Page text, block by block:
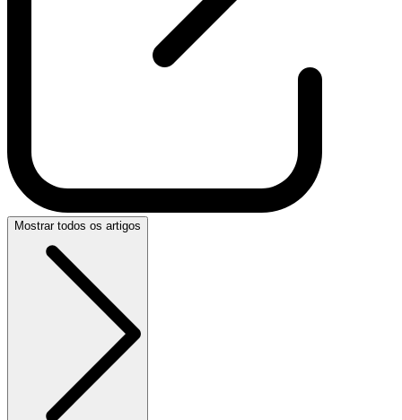
Mostrar todos os artigos